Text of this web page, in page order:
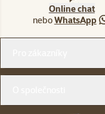
Online chat
neboWhatsApp